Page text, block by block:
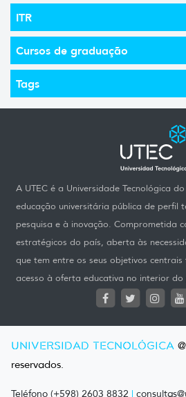
ITR
Cursos de graduação
Tags
A UTEC é a Universidade Tecnológica
educação universitária pública de perfil
pesquisa e à inovação. Comprometida
estratégicos do país, aberta às
que tem entre os seus objetivos
acesso à oferta educativa no interior do
UNIVERSIDAD TECNOLÓGICA
reservados.
Teléfono (+598) 2603 8832 |